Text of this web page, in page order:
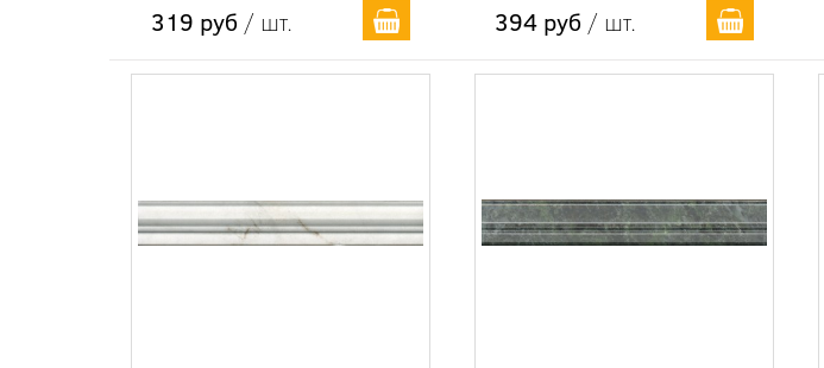
319 руб / шт. 394 руб / шт.